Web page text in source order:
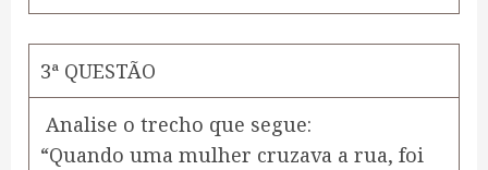
3ª QUESTÃO
Analise o trecho que segue:
“Quando uma mulher cruzava a rua, foi